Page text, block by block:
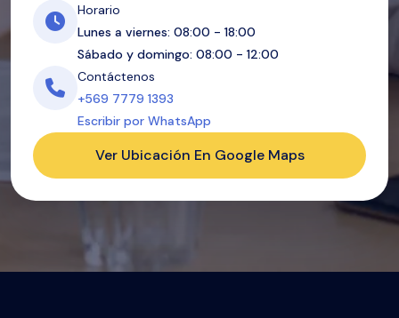
Horario
Lunes a viernes: 08:00 - 18:00
Sábado y domingo: 08:00 - 12:00
Contáctenos
+569 7779 1393
Escribir por WhatsApp
Ver Ubicación En Google Maps